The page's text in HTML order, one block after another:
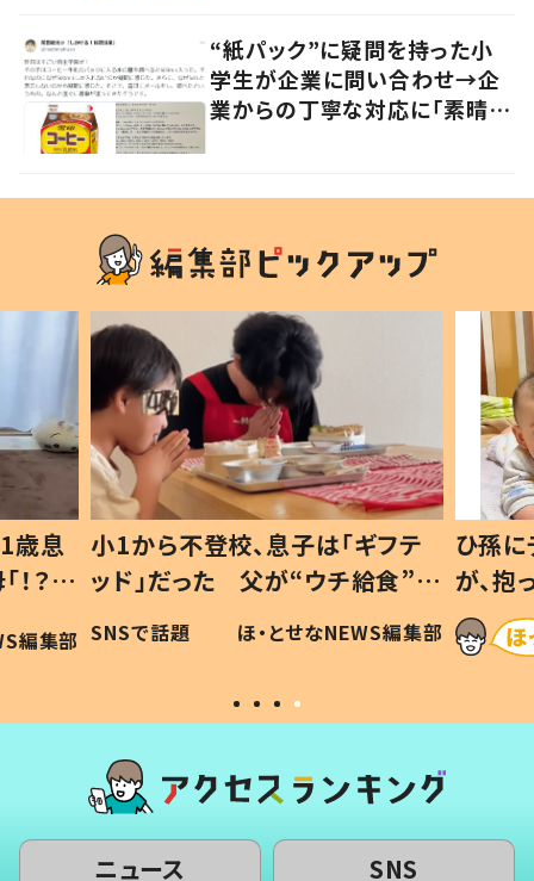
“紙パック”に疑問を持った小
学生が企業に問い合わせ→企
業からの丁寧な対応に「素晴ら
歳息
？」
編集部
小1から不登校、息子は「ギフテ
ッド」だった 父が“ウチ給食”を
作り続ける理由とは #令和の親
#令和の子
SNSで話題 ほ・とせなNEWS編集部
ひ孫
が、
「涙が
い」
ニュース SNS